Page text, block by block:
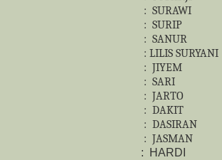
: SURAWI
: SURIP
: SANUR
: LILIS SURYANI
: JIYEM
: SARI
: JARTO
: DAKIT
: DASIRAN
: JASMAN
: HARDI